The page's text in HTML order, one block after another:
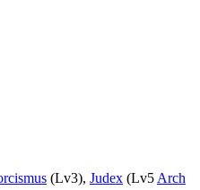
(Lv3), Judex (Lv5 Arch